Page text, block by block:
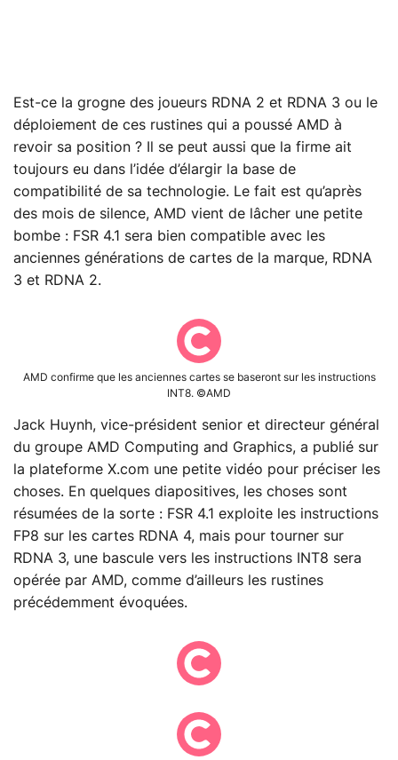
Est-ce la grogne des joueurs RDNA 2 et RDNA 3 ou le
déploiement de ces rustines qui a poussé AMD à
revoir sa position ? Il se peut aussi que la firme ait
toujours eu dans l’idée d’élargir la base de
compatibilité de sa technologie. Le fait est qu’après
des mois de silence, AMD vient de lâcher une petite
bombe : FSR 4.1 sera bien compatible avec les
anciennes générations de cartes de la marque, RDNA
3 et RDNA 2.
AMD confirme que les anciennes cartes se baseront sur les instructions
INT8. ©AMD
Jack Huynh, vice-président senior et directeur général
du groupe AMD Computing and Graphics, a publié sur
la plateforme X.com une petite vidéo pour préciser les
choses. En quelques diapositives, les choses sont
résumées de la sorte : FSR 4.1 exploite les instructions
FP8 sur les cartes RDNA 4, mais pour tourner sur
RDNA 3, une bascule vers les instructions INT8 sera
opérée par AMD, comme d’ailleurs les rustines
précédemment évoquées.